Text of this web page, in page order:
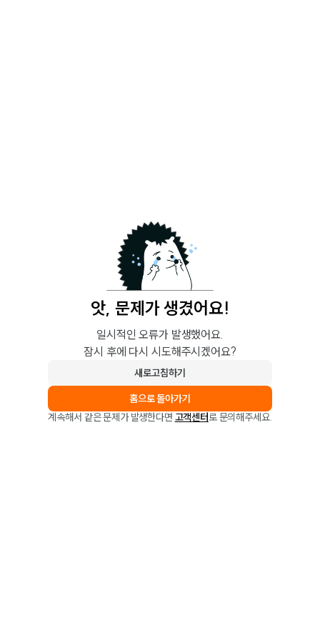
앗, 문제가 생겼어요!
일시적인 오류가 발생했어요.
잠시 후에 다시 시도해주시겠어요?
새로고침하기
홈으로 돌아가기
계속해서 같은 문제가 발생한다면 고객센터로 문의해주세요.